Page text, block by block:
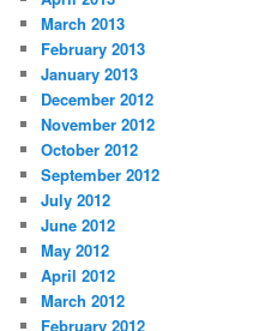
March 2013
February 2013
January 2013
December 2012
November 2012
October 2012
September 2012
July 2012
June 2012
May 2012
April 2012
March 2012
February 2012